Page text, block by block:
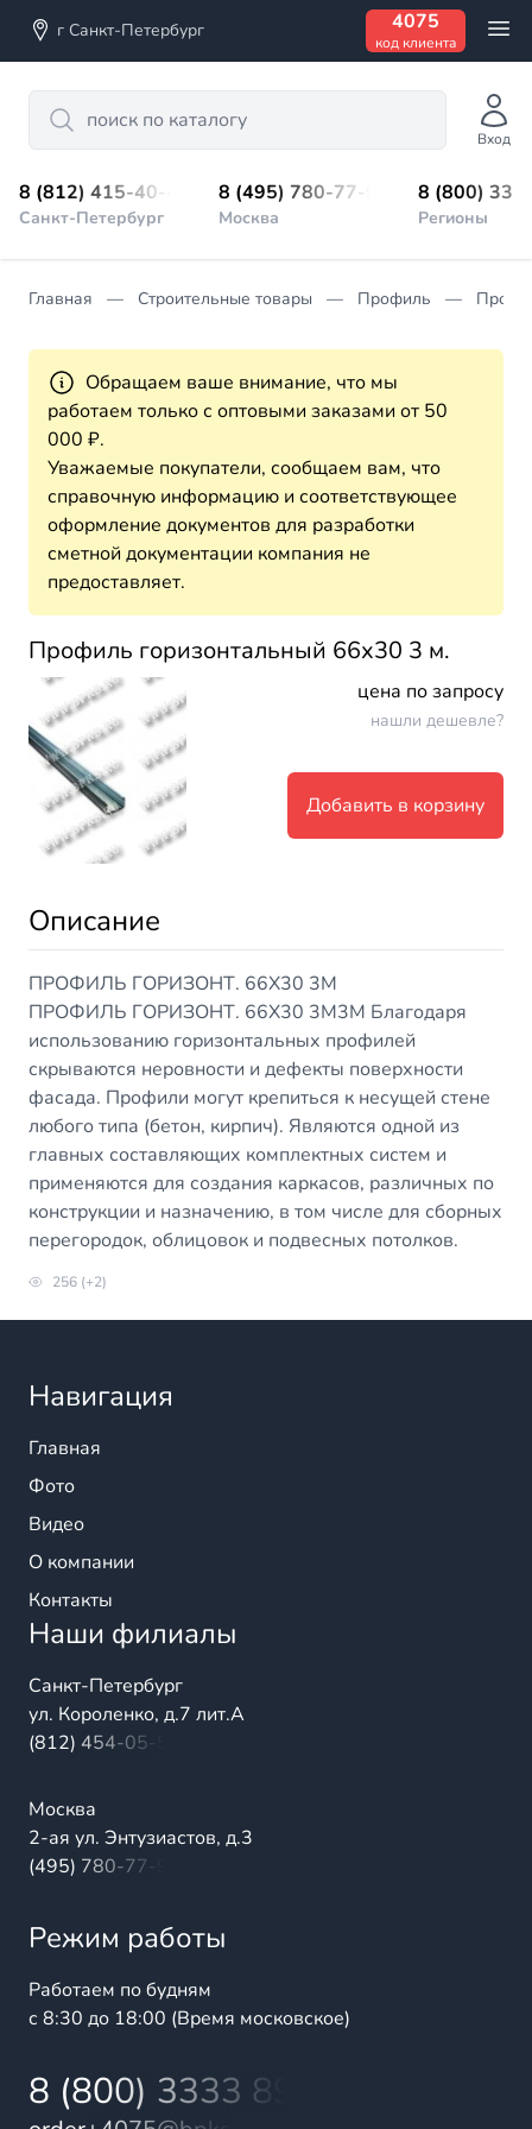
г Санкт-Петербург 4075
код клиента
Search
Вход
8 (812) 415-40-45
Санкт-Петербург
8 (495) 780-77-98
Москва
8 (800)
Регионы
Главная Строительные товары Профиль
Обращаем ваше внимание, что мы
работаем только с оптовыми заказами от 50
000 ₽.
Уважаемые покупатели, сообщаем вам, что
справочную информацию и соответствующее
оформление документов для разработки
сметной документации компания не
предоставляет.
Профиль горизонтальный 66х30 3 м.
цена по запросу
нашли дешевле?
Добавить в корзину
Описание
ПРОФИЛЬ ГОРИЗОНТ. 66Х30 3М
ПРОФИЛЬ ГОРИЗОНТ. 66Х30 3М3М Благодаря
использованию горизонтальных профилей
скрываются неровности и дефекты поверхности
фасада. Профили могут крепиться к несущей стене
любого типа (бетон, кирпич). Являются одной из
главных составляющих комплектных систем и
применяются для создания каркасов, различных по
конструкции и назначению, в том числе для сборных
перегородок, облицовок и подвесных потолков.
256 (+2)
Навигация
Главная
Фото
Видео
О компании
Контакты
Наши филиалы
Санкт-Петербург
ул. Короленко, д.7 лит.А
(812) 454-05-54
Москва
2-ая ул. Энтузиастов, д.3
(495) 780-77-98
Режим работы
Работаем по будням
с 8:30 до 18:00 (Время московское)
8 (800) 3333 899